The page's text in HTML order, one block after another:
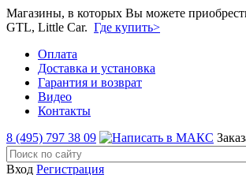
Магазины, в которых Вы можете
GTL, Little Car. Где купить>
Оплата
Доставка и установка
Гарантия и возврат
Видео
Контакты
8 (495) 797 38 09
Вход Регистрация